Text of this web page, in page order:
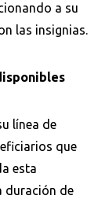
a su
las insignias.
línea de
que
esta
duración de